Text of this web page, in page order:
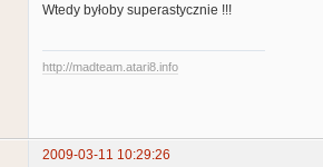
Wtedy byłoby superastycznie !!!
http://madteam.atari8.info
2009-03-11 10:29:26